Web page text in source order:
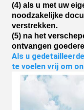
(4) als u met uw
noodzakelijke
verstrekken.
(5) na het
ontvangen
Als u
te voelen vrij om